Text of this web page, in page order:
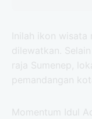
Inilah ikon
dilewatkan.
raja Sumenep,
pemandangan
Momentum Idul